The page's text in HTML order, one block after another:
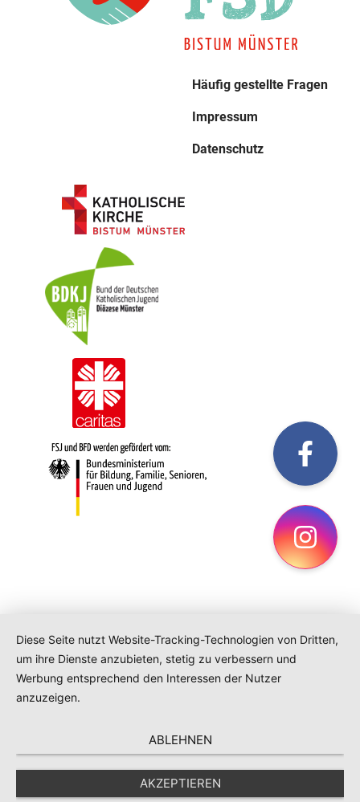
Häufig gestellte Fragen
Impressum
Datenschutz
Diese Seite nutzt Website-Tracking-Technologien von Dritten,
um ihre Dienste anzubieten, stetig zu verbessern und
Werbung entsprechend den Interessen der Nutzer
anzuzeigen.
ABLEHNEN
AKZEPTIEREN